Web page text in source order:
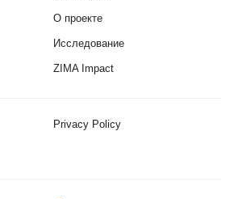
О проекте
Исследование
ZIMA Impact
Privacy Policy